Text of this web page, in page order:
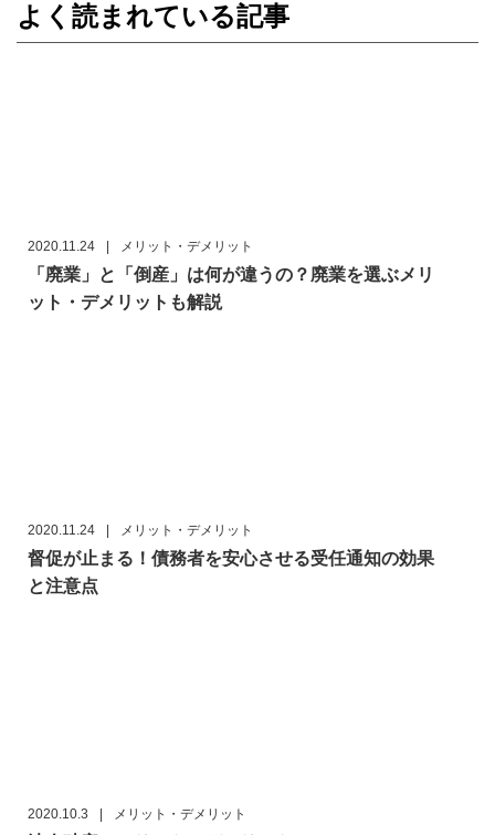
よく読まれている記事
2020.11.24 メリット・デメリット
「廃業」と「倒産」は何が違うの？廃業を選ぶメリ
ット・デメリットも解説
2020.11.24 メリット・デメリット
督促が止まる！債務者を安心させる受任通知の効果
と注意点
2020.10.3 メリット・デメリット